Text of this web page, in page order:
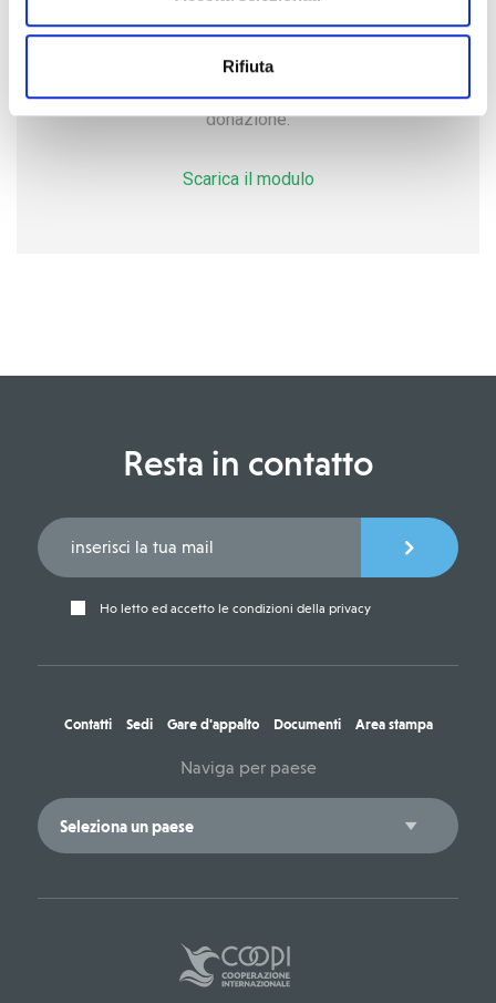
Rifiuta
Scarica qui il modulo per modificare la tua
donazione.
Scarica il modulo
Resta in contatto
Ho letto ed accetto le condizioni della privacy
Contatti Sedi Gare d'appalto Documenti Area stampa
Naviga per paese